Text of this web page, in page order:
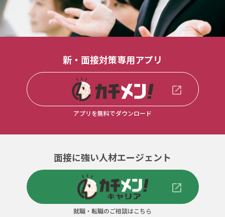
新・面接対策専用アプリ
アプリを無料でダウンロード
面接に強い人材エージェント
就職・転職のご相談はこちら